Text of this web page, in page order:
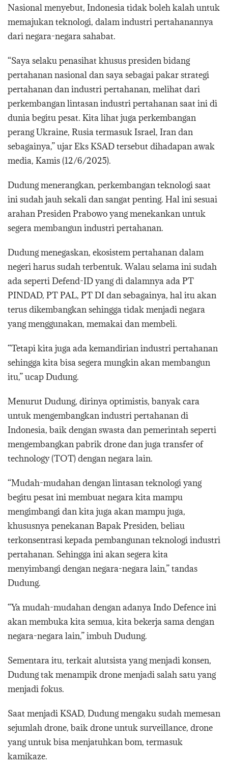
Nasional menyebut, Indonesia tidak boleh kalah untuk
memajukan teknologi, dalam industri pertahanannya
dari negara-negara sahabat.
“Saya selaku penasihat khusus presiden bidang
pertahanan nasional dan saya sebagai pakar strategi
pertahanan dan industri pertahanan, melihat dari
perkembangan lintasan industri pertahanan saat ini di
dunia begitu pesat. Kita lihat juga perkembangan
perang Ukraine, Rusia termasuk Israel, Iran dan
sebagainya,” ujar Eks KSAD tersebut dihadapan awak
media, Kamis (12/6/2025).
Dudung menerangkan, perkembangan teknologi saat
ini sudah jauh sekali dan sangat penting. Hal ini sesuai
arahan Presiden Prabowo yang menekankan untuk
segera membangun industri pertahanan.
Dudung menegaskan, ekosistem pertahanan dalam
negeri harus sudah terbentuk. Walau selama ini sudah
ada seperti Defend-ID yang di dalamnya ada PT
PINDAD, PT PAL, PT DI dan sebagainya, hal itu akan
terus dikembangkan sehingga tidak menjadi negara
yang menggunakan, memakai dan membeli.
“Tetapi kita juga ada kemandirian industri pertahanan
sehingga kita bisa segera mungkin akan membangun
itu,” ucap Dudung.
Menurut Dudung, dirinya optimistis, banyak cara
untuk mengembangkan industri pertahanan di
Indonesia, baik dengan swasta dan pemerintah seperti
mengembangkan pabrik drone dan juga transfer of
technology (TOT) dengan negara lain.
“Mudah-mudahan dengan lintasan teknologi yang
begitu pesat ini membuat negara kita mampu
mengimbangi dan kita juga akan mampu juga,
khususnya penekanan Bapak Presiden, beliau
terkonsentrasi kepada pembangunan teknologi industri
pertahanan. Sehingga ini akan segera kita
menyimbangi dengan negara-negara lain,” tandas
Dudung.
“Ya mudah-mudahan dengan adanya Indo Defence ini
akan membuka kita semua, kita bekerja sama dengan
negara-negara lain,” imbuh Dudung.
Sementara itu, terkait alutsista yang menjadi konsen,
Dudung tak menampik drone menjadi salah satu yang
menjadi fokus.
Saat menjadi KSAD, Dudung mengaku sudah memesan
sejumlah drone, baik drone untuk surveillance, drone
yang untuk bisa menjatuhkan bom, termasuk
kamikaze.